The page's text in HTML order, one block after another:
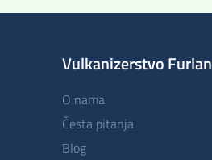
Vulkanizerstvo Furlan
o nama
česta pitanja
blog